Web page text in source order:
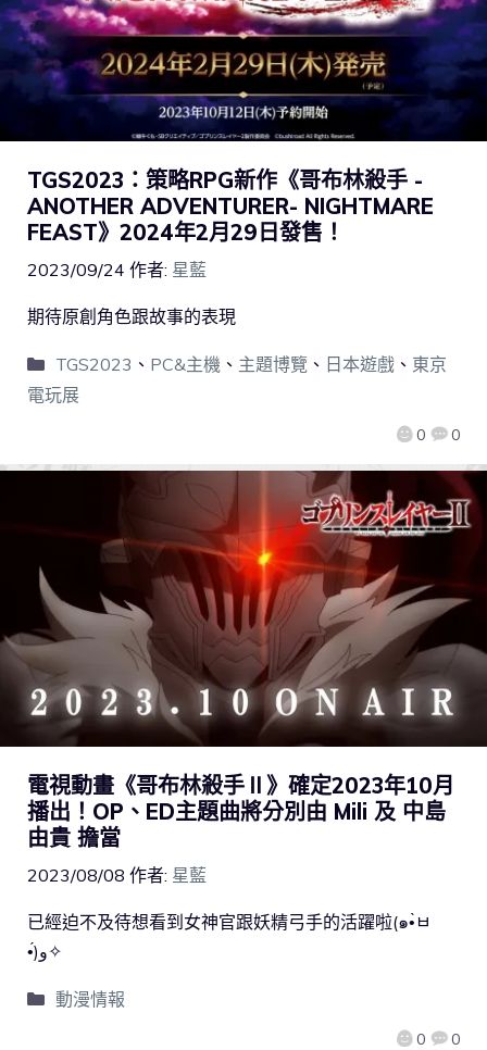
TGS2023：策略RPG新作《哥布林殺手 -
ANOTHER ADVENTURER- NIGHTMARE
FEAST》2024年2月29日發售！
2023/09/24 作者: 星藍
0 0
期待原創角色跟故事的表現
TGS2023 、 PC&主機、 主題博覽 、 日本遊戲、 東京
電玩展
電視動畫《哥布林殺手Ⅱ》確定2023年10月
播出！OP、ED主題曲將分別由 Mili 及 中島
由貴 擔當
2023/08/08 作者: 星藍
0 0
已經迫不及待想看到女神官跟妖精弓手的活躍啦(๑•̀ㅂ
•́)و✧
動漫情報